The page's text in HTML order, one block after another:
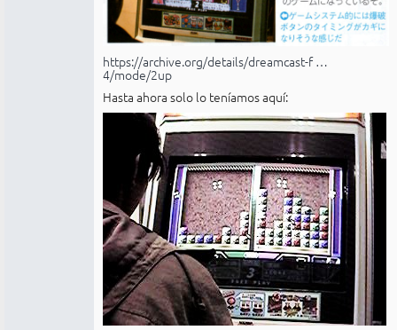
https://archive.org/details/dreamcast-f …
4/mode/2up
Hasta ahora solo lo teníamos aquí: